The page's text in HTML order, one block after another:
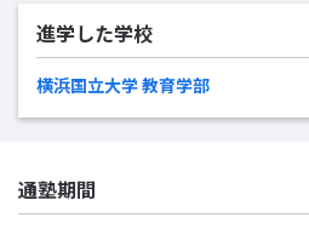
進学した学校
横浜国立大学 教育学部
通塾期間